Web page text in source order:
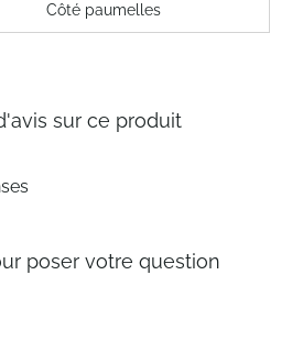
Côté paumelles
sur ce produit
poser votre question